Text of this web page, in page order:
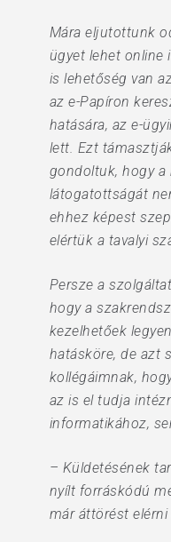
Mára eljutottunk
ügyet lehet online
is lehetőség van
az e-Papíron
hatására, az e-
lett. Ezt
gondoltuk, hogy a
látogatottságát
ehhez képest
elértük a tavalyi
Persze a
hogy a
kezelhetőek
hatásköre, de azt
kollégáimnak,
az is el tudja
informatikához,
– Küldetésének
nyílt forráskódú
már áttörést elérni